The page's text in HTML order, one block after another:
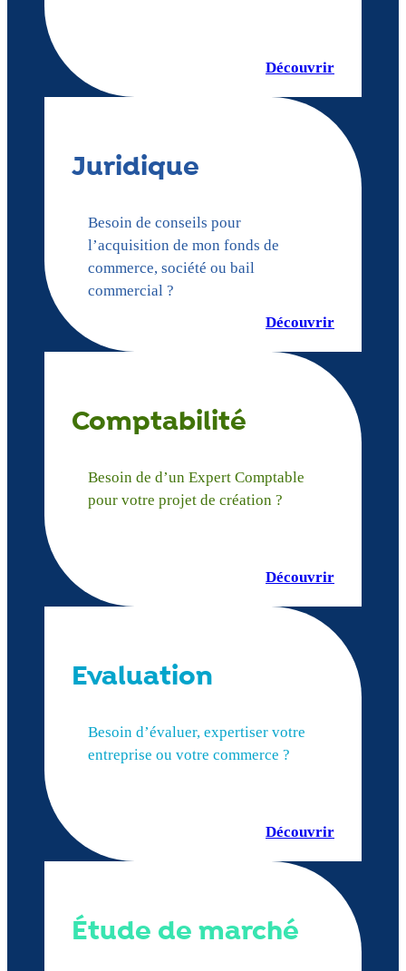
Découvrir
Juridique
Besoin de conseils pour
l’acquisition de mon fonds de
commerce, société ou bail
commercial ?
Découvrir
Comptabilité
Besoin de d’un Expert Comptable
pour votre projet de création ?
Découvrir
Evaluation
Besoin d’évaluer, expertiser votre
entreprise ou votre commerce ?
Découvrir
Étude de marché